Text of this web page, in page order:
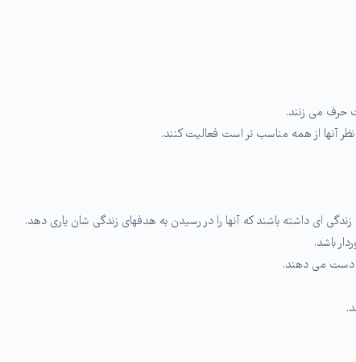
حرف می زنند.
آنها از همه مناسب تر است فعالیت کنند.
ای داشته باشند که آنها را در رسیدن به هدفهای زندگی شان یاری دهد.
باشد.
دست می دهند.